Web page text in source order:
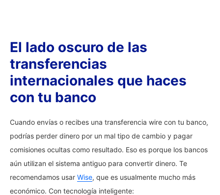
El lado oscuro de las
transferencias
internacionales que haces
con tu banco
Cuando envías o recibes una transferencia wire con tu banco,
podrías perder dinero por un mal tipo de cambio y pagar
comisiones ocultas como resultado. Eso es porque los bancos
aún utilizan el sistema antiguo para convertir dinero. Te
recomendamos usar Wise, que es usualmente mucho más
económico. Con tecnología inteligente: